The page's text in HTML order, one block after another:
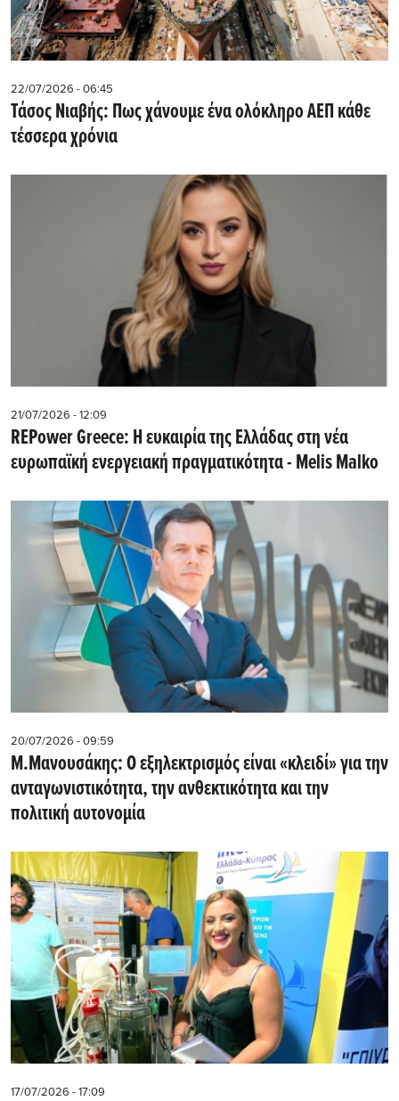
22/07/2026 - 06:45
Τάσος Νιαβής: Πως χάνουμε ένα ολόκληρο ΑΕΠ κάθε
τέσσερα χρόνια
21/07/2026 - 12:09
REPower Greece: Η ευκαιρία της Ελλάδας στη νέα
ευρωπαϊκή ενεργειακή πραγματικότητα - Μelis Malko
20/07/2026 - 09:59
M.Μανουσάκης: Ο εξηλεκτρισμός είναι «κλειδί» για την
ανταγωνιστικότητα, την ανθεκτικότητα και την
πολιτική αυτονομία
17/07/2026 - 17:09